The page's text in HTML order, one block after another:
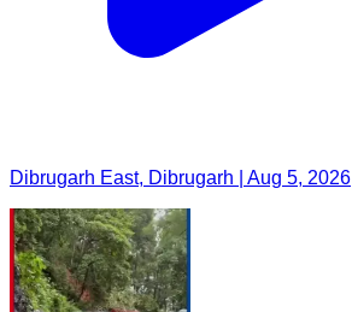
Dibrugarh East, Dibrugarh | Aug 5, 2026